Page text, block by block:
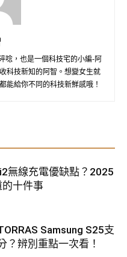
唸，也是一個科技宅的小編-阿
科技新知的阿智。想變女生就
能給你不同的科技新鮮感哦！
無線充電優缺點？2025
十件事
Samsung S25支
？辨別重點一次看！